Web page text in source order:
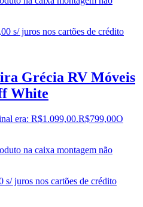
s/ juros nos cartões de crédito
Grécia RV Móveis
White
era: R$1.099,00.R$799,00O
na caixa montagem não
s/ juros nos cartões de crédito